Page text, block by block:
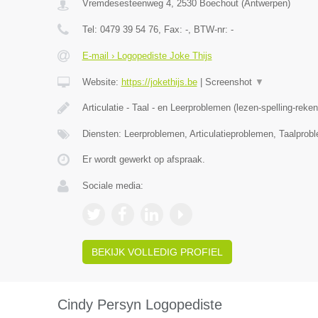
Vremdesesteenweg 4, 2530 Boechout(Antwerpen)
Tel: 0479 39 54 76, Fax: -, BTW-nr: -
E-mail › Logopediste Joke Thijs
Website: https://jokethijs.be| Screenshot ▼
Articulatie - Taal - en Leerproblemen (lezen-spelling-
Diensten: Leerproblemen, Articulatieproblemen,
Er wordt gewerkt op afspraak.
Sociale media:
BEKIJK VOLLEDIG PROFIEL
Cindy Persyn Logopediste